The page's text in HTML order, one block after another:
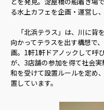
る水上カフェを企画・運営し
「北浜テラス」は、川に背
向かってテラスを出す構想で
画。1軒1軒ドアノックして呼
が、3店舗の参加を得て社会
和を受けて設置ルールを定め
置しています。